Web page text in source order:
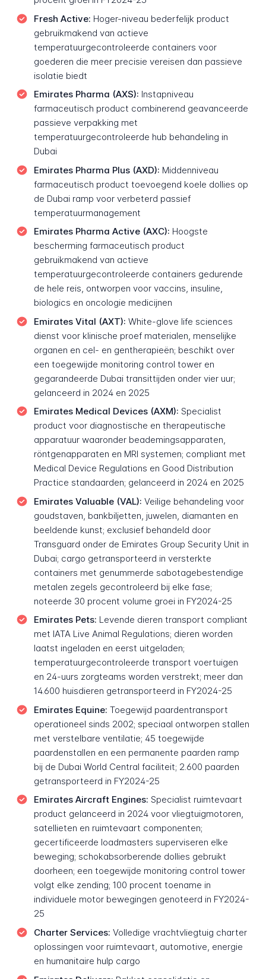
Fresh Active: Hoger-niveau bederfelijk product
gebruikmakend van actieve
temperatuurgecontroleerde containers voor
goederen die meer precisie vereisen dan passieve
isolatie biedt
Emirates Pharma (AXS): Instapniveau
farmaceutisch product combinerend geavanceerde
passieve verpakking met
temperatuurgecontroleerde hub behandeling in
Dubai
Emirates Pharma Plus (AXD): Middenniveau
farmaceutisch product toevoegend koele dollies op
de Dubai ramp voor verbeterd passief
temperatuurmanagement
Emirates Pharma Active (AXC): Hoogste
bescherming farmaceutisch product
gebruikmakend van actieve
temperatuurgecontroleerde containers gedurende
de hele reis, ontworpen voor vaccins, insuline,
biologics en oncologie medicijnen
Emirates Vital (AXT): White-glove life sciences
dienst voor klinische proef materialen, menselijke
organen en cel- en gentherapieën; beschikt over
een toegewijde monitoring control tower en
gegarandeerde Dubai transittijden onder vier uur;
gelanceerd in 2024 en 2025
Emirates Medical Devices (AXM): Specialist
product voor diagnostische en therapeutische
apparatuur waaronder beademingsapparaten,
röntgenapparaten en MRI systemen; compliant met
Medical Device Regulations en Good Distribution
Practice standaarden; gelanceerd in 2024 en 2025
Emirates Valuable (VAL): Veilige behandeling voor
goudstaven, bankbiljetten, juwelen, diamanten en
beeldende kunst; exclusief behandeld door
Transguard onder de Emirates Group Security Unit in
Dubai; cargo getransporteerd in versterkte
containers met genummerde sabotagebestendige
metalen zegels gecontroleerd bij elke fase;
noteerde 30 procent volume groei in FY2024-25
Emirates Pets: Levende dieren transport compliant
met IATA Live Animal Regulations; dieren worden
laatst ingeladen en eerst uitgeladen;
temperatuurgecontroleerde transport voertuigen
en 24-uurs zorgteams worden verstrekt; meer dan
14.600 huisdieren getransporteerd in FY2024-25
Emirates Equine: Toegewijd paardentransport
operationeel sinds 2002; speciaal ontworpen stallen
met verstelbare ventilatie; 45 toegewijde
paardenstallen en een permanente paarden ramp
bij de Dubai World Central faciliteit; 2.600 paarden
getransporteerd in FY2024-25
Emirates Aircraft Engines: Specialist ruimtevaart
product gelanceerd in 2024 voor vliegtuigmotoren,
satellieten en ruimtevaart componenten;
gecertificeerde loadmasters superviseren elke
beweging; schokabsorberende dollies gebruikt
doorheen; een toegewijde monitoring control tower
volgt elke zending; 100 procent toename in
individuele motor bewegingen genoteerd in FY2024-
25
Charter Services: Volledige vrachtvliegtuig charter
oplossingen voor ruimtevaart, automotive, energie
en humanitaire hulp cargo